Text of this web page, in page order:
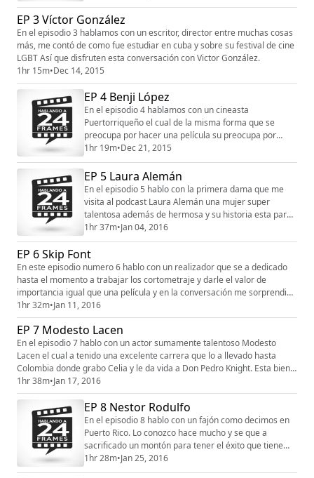
EP 3 Víctor González
En el episodio 3 hablamos con un escritor, director entre muchas cosas
más, me contó de como fue estudiar en cuba y sobre su festival de cine
LGBT Así que disfruten esta conversación con Victor González.
1hr 15m•Dec 14, 2015
EP 4 Benji López
En el episodio 4 hablamos con un cineasta
Puertorriqueño el cual de la misma forma que se
preocupa por hacer una película su preocupa por
distribuirla. Un creador muy telentoso y con una
historia buenísima. La pase bien hablando con benji
López.
1hr 19m•Dec 21, 2015
EP 5 Laura Alemán
En el episodio 5 hablo con la primera dama que me
visita al podcast Laura Alemán una mujer super
talentosa además de hermosa y su historia esta para
pelos. Que mejor podcast para comenzar que este el
año 2016.
1hr 37m•Jan 04, 2016
EP 6 Skip Font
En este episodio numero 6 hablo con un realizador que se a dedicado
hasta el momento a trabajar los cortometraje y darle el valor de
importancia igual que una película y en la conversación me sorprendió
lo mucho que sabe de la pelota profesional de PR. Espero que les guste
esta conversación con Skip Font.
1hr 32m•Jan 11, 2016
EP 7 Modesto Lacen
En el episodio 7 hablo con un actor sumamente talentoso Modesto
Lacen el cual a tenido una excelente carrera que lo a llevado hasta
Colombia donde grabo Celia y le da vida a Don Pedro Knight. Esta bien
buena esta conversación y son de esos momentos en que te sientes
orgulloso de que alguien que conoces y se a matado trabajando lo logra
y en grande. Que la disfruten.
1hr 38m•Jan 17, 2016
EP 8 Nestor Rodulfo
En el episodio 8 hablo con un fajón como decimos en
Puerto Rico. Lo conozco hace mucho y se que a
sacrificado un montón para tener el éxito que tiene
hoy en Mexico, espero que les guste esta
conversación con Nestor Rodulfo.
1hr 28m•Jan 25, 2016